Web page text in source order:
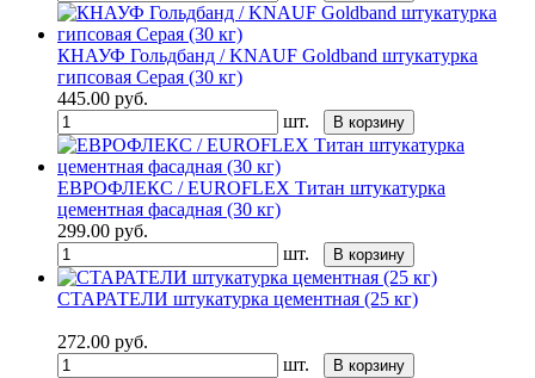
КНАУФ Гольдбанд / KNAUF Goldband штукатурка
гипсовая Серая (30 кг)
445.00 руб.
шт.
В корзину
ЕВРОФЛЕКС / EUROFLEX Титан штукатурка
цементная фасадная (30 кг)
299.00 руб.
шт.
В корзину
СТАРАТЕЛИ штукатурка цементная (25 кг)
272.00 руб.
шт.
В корзину